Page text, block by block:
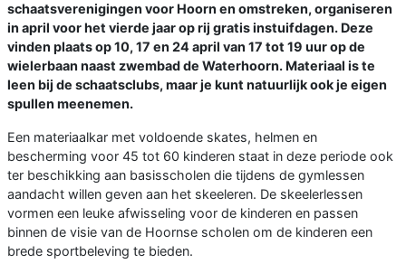
schaatsverenigingen voor Hoorn en omstreken, organiseren
in april voor het vierde jaar op rij gratis instuifdagen. Deze
vinden plaats op 10, 17 en 24 april van 17 tot 19 uur op de
wielerbaan naast zwembad de Waterhoorn. Materiaal is te
leen bij de schaatsclubs, maar je kunt natuurlijk ook je eigen
spullen meenemen.
Een materiaalkar met voldoende skates, helmen en
bescherming voor 45 tot 60 kinderen staat in deze periode ook
ter beschikking aan basisscholen die tijdens de gymlessen
aandacht willen geven aan het skeeleren. De skeelerlessen
vormen een leuke afwisseling voor de kinderen en passen
binnen de visie van de Hoornse scholen om de kinderen een
brede sportbeleving te bieden.